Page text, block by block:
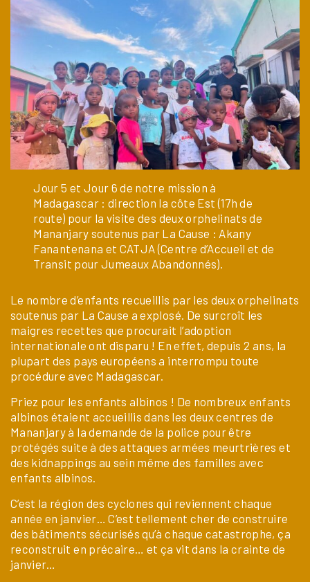
Jour 5 et Jour 6 de notre mission à
Madagascar : direction la côte Est (17h de
route) pour la visite des deux orphelinats de
Mananjary soutenus par La Cause : Akany
Fanantenana et CATJA (Centre d’Accueil et de
Transit pour Jumeaux Abandonnés).
Le nombre d’enfants recueillis par les deux orphelinats
soutenus par La Cause a explosé. De surcroît les
maigres recettes que procurait l’adoption
internationale ont disparu ! En effet, depuis 2 ans, la
plupart des pays européens a interrompu toute
procédure avec Madagascar.
Priez pour les enfants albinos ! De nombreux enfants
albinos étaient accueillis dans les deux centres de
Mananjary à la demande de la police pour être
protégés suite à des attaques armées meurtrières et
des kidnappings au sein même des familles avec
enfants albinos.
C’est la région des cyclones qui reviennent chaque
année en janvier… C’est tellement cher de construire
des bâtiments sécurisés qu’à chaque catastrophe, ça
reconstruit en précaire… et ça vit dans la crainte de
janvier…